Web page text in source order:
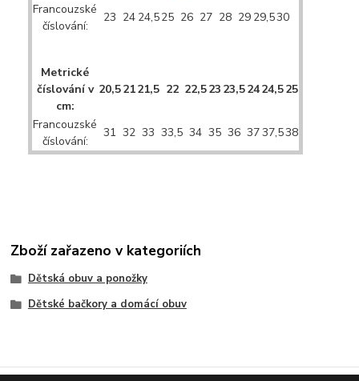
Francouzské
číslování:
23 24 24,525 26 27 28 29 29,530
Metrické
číslování v
cm:
20,52121,5 22 22,523 23,52424,525
Francouzské
číslování:
31 32 33 33,5 34 35 36 3737,538
Zboží zařazeno v kategoriích
Dětská obuv a ponožky
Dětské bačkory a domácí obuv